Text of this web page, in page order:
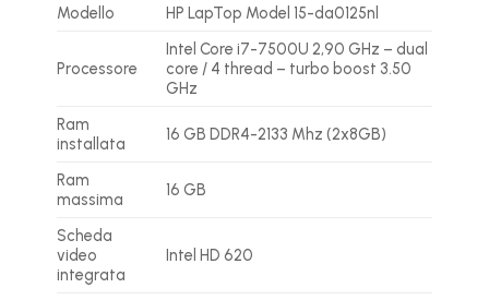
Modello HP LapTop Model 15-da0125nl
Processore
Intel Core i7-7500U 2,90 GHz – dual
core / 4 thread – turbo boost 3.50
GHz
Ram
installata
16 GB DDR4-2133 Mhz (2x8GB)
Ram
massima
16 GB
Scheda
video
integrata
Intel HD 620